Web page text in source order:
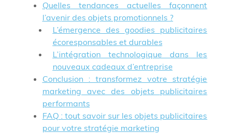
Quelles tendances actuelles façonnent
l’avenir des objets promotionnels ?
L’émergence des goodies publicitaires
écoresponsables et durables
L’intégration technologique dans les
nouveaux cadeaux d’entreprise
Conclusion : transformez votre stratégie
marketing avec des objets publicitaires
performants
FAQ : tout savoir sur les objets publicitaires
pour votre stratégie marketing